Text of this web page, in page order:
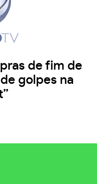
de fim de
golpes na